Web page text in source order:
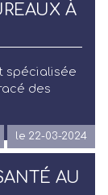
À
spécialisée
des
le 22-03-2024
AU